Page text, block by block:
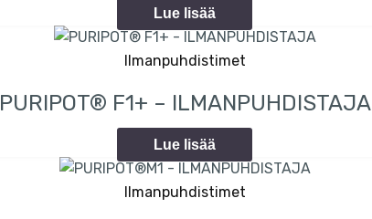
Lue lisää
Ilmanpuhdistimet
PURIPOT® F1+ – ILMANPUHDISTAJA
Lue lisää
Ilmanpuhdistimet